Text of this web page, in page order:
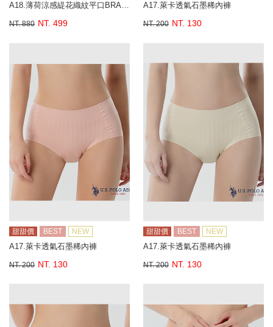
A18.薄荷涼感緹花織紋平口BRA背心
NT. 880 NT. 499
A17.萊卡透氣石墨稀內褲
NT. 200 NT. 130
甜甜價 BEST NEW
A17.萊卡透氣石墨稀內褲
NT. 200 NT. 130
甜甜價 BEST NEW
A17.萊卡透氣石墨稀內褲
NT. 200 NT. 130